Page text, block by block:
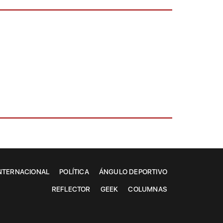
POLÍTICA ÁNGULO DEPORTIVO
REFLECTOR GEEK COLUMNAS